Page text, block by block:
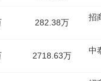
282.38万
招
2718.63万
中